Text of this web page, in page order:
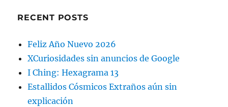
RECENT POSTS
Feliz Año Nuevo 2026
XCuriosidades sin anuncios de Google
I Ching: Hexagrama 13
Estallidos Cósmicos Extraños aún sin
explicación